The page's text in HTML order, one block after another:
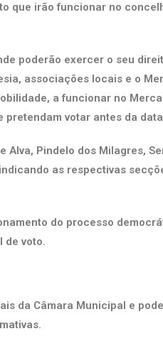
que irão funcionar no
poderão exercer o seu
associações locais e o
a funcionar no
pretendam votar antes da
Pindelo dos Milagres,
as respectivas
do processo
de voto.
da Câmara Municipal e